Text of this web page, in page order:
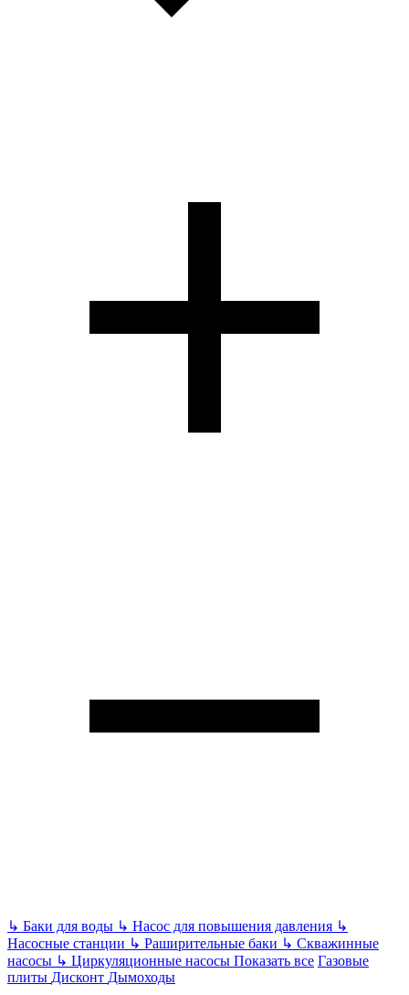
↳ Баки для воды ↳ Насос для повышения давления ↳
Насосные станции ↳ Раширительные баки ↳ Скважинные
насосы ↳ Циркуляционные насосы Показать все Газовые
плиты Дисконт Дымоходы